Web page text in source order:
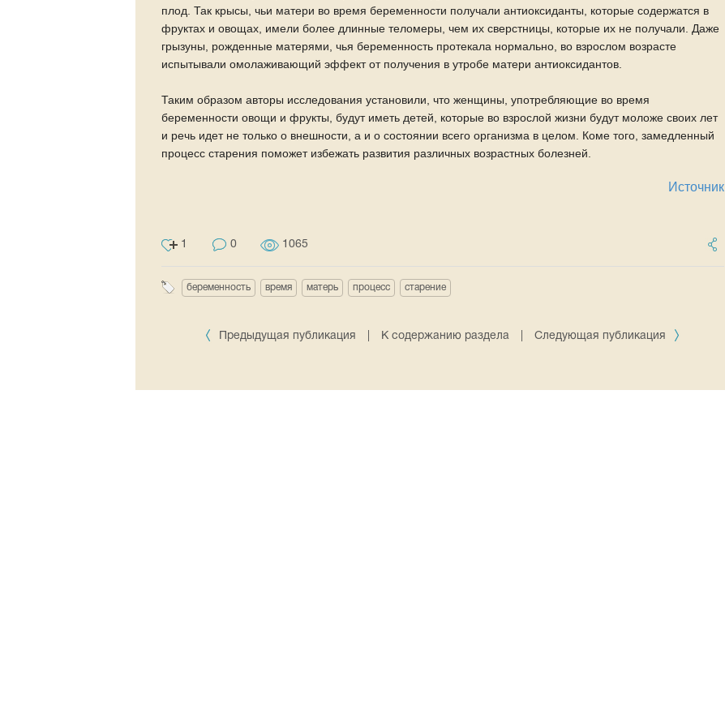
плод. Так крысы, чьи матери во время беременности получали антиоксиданты, которые содержатся в
фруктах и овощах, имели более длинные теломеры, чем их сверстницы, которые их не получали. Даже
грызуны, рожденные матерями, чья беременность протекала нормально, во взрослом возрасте
испытывали омолаживающий эффект от получения в утробе матери антиоксидантов.
Таким образом авторы исследования установили, что женщины, употребляющие во время
беременности овощи и фрукты, будут иметь детей, которые во взрослой жизни будут моложе своих лет
и речь идет не только о внешности, а и о состоянии всего организма в целом. Коме того, замедленный
процесс старения поможет избежать развития различных возрастных болезней.
Источник
1 0 1065
беременность время матерь процесс старение
Предыдущая публикация К содержанию раздела Следующая публикация